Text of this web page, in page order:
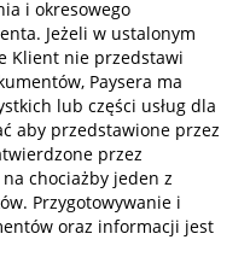
i okresowego
Jeżeli w ustalonym
Klient nie przedstawi
Paysera ma
lub części usług dla
aby przedstawione przez
przez
chociażby jeden z
Przygotowywanie i
oraz informacji jest